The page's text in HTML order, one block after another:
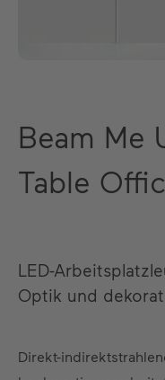
Beam Me
Table
LED-
Optik und
Direkt-